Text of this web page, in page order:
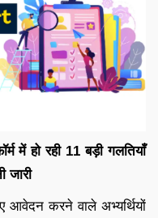
में हो रही 11 बड़ी गलतियाँ
जारी
करने वाले अभ्यर्थियों